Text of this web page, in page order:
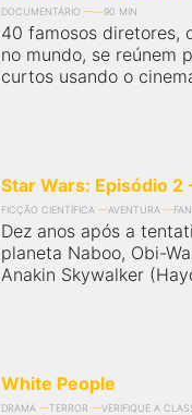
DOCUMENTÁRIO 90 MIN
40 famosos diretores,
no mundo, se reúnem
curtos usando o
Star Wars: Episódio
FICÇÃO CIENTÍFICA AVENTURA
Dez anos após a
planeta Naboo, Obi-
Anakin Skywalker
White People
DRAMA TERROR VERIFIQUE A